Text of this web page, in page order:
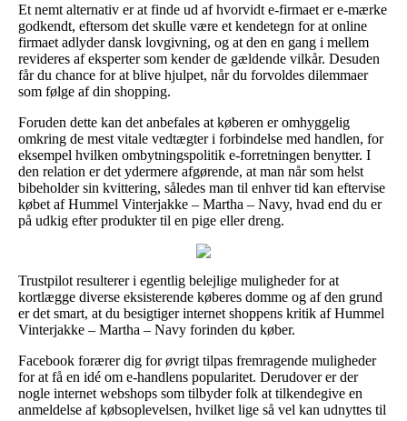
Et nemt alternativ er at finde ud af hvorvidt e-firmaet er e-mærke
godkendt, eftersom det skulle være et kendetegn for at online
firmaet adlyder dansk lovgivning, og at den en gang i mellem
revideres af eksperter som kender de gældende vilkår. Desuden
får du chance for at blive hjulpet, når du forvoldes dilemmaer
som følge af din shopping.
Foruden dette kan det anbefales at køberen er omhyggelig
omkring de mest vitale vedtægter i forbindelse med handlen, for
eksempel hvilken ombytningspolitik e-forretningen benytter. I
den relation er det ydermere afgørende, at man når som helst
bibeholder sin kvittering, således man til enhver tid kan eftervise
købet af Hummel Vinterjakke – Martha – Navy, hvad end du er
på udkig efter produkter til en pige eller dreng.
Trustpilot resulterer i egentlig belejlige muligheder for at
kortlægge diverse eksisterende køberes domme og af den grund
er det smart, at du besigtiger internet shoppens kritik af Hummel
Vinterjakke – Martha – Navy forinden du køber.
Facebook forærer dig for øvrigt tilpas fremragende muligheder
for at få en idé om e-handlens popularitet. Derudover er der
nogle internet webshops som tilbyder folk at tilkendegive en
anmeldelse af købsoplevelsen, hvilket lige så vel kan udnyttes til